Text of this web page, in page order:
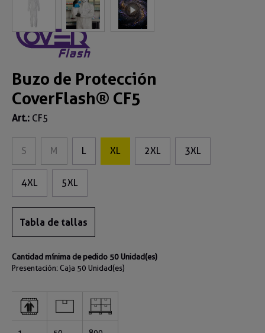
Buzo de Protección
CoverFlash® CF5
Art.: CF5
S M L XL 2XL 3XL
4XL 5XL
Tabla de tallas
Cantidad mínima de pedido 50 Unidad(es)
Presentación: Caja 50 Unidad(es)